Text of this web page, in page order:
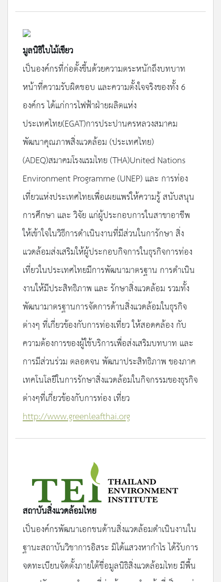
มูลนิธิใบไม้เขียว
เป็นองค์กรที่ก่อตั้งขึ้นด้วยความตระหนักถึงบทบาท
หน้าที่ความรับผิดชอบ และความตั้งใจจริงของทั้ง 6
องค์กร ได้แก่การไฟฟ้าฝ่ายผลิตแห่ง
ประเทศไทย(EGAT)การประปานครหลวงสมาคม
พัฒนาคุณภาพสิ่งแวดล้อม (ประเทศไทย)
(ADEQ)สมาคมโรงแรมไทย (THA)United Nations
Environment Programme (UNEP) และ การท่อง
เที่ยวแห่งประเทศไทยเพื่อเผยแพร่ให้ความรู้ สนับสนุน
การศึกษา และ วิจัย แก่ผู้ประกอบการในสาขาอาชีพ
ให้เข้าใจในวิธีการดำเนินงานที่มีส่วนในการักษา สิ่ง
แวดล้อมส่งเสริมให้ผู้ประกอบกิจการในธุรกิจการท่อง
เที่ยวในประเทศไทยมีการพัฒนามาตรฐาน การดำเนิน
งานให้มีประสิทธิภาพ และ รักษาสิ่งแวดล้อม รวมทั้ง
พัฒนามาตรฐานการจัดการด้านสิ่งแวดล้อมในธุรกิจ
ต่างๆ ที่เกี่ยวข้องกับการท่องเที่ยว ให้สอดคล้อง กับ
ความต้องการของผู้ใช้บริการเพื่อส่งเสริมบทบาท และ
การมีส่วนร่วม ตลอดจน พัฒนาประสิทธิภาพ ของภาค
เทคโนโลยีในการรักษาสิ่งแวดล้อมในกิจกรรมของธุรกิจ
ต่างๆที่เกี่ยวข้องกับการท่อง เที่ยว
http://www.greenleafthai.org
สถาบันสิ่งแวดล้อมไทย
เป็นองค์กรพัฒนาเอกชนด้านสิ่งแวดล้อมดำเนินงานใน
ฐานะสถาบันวิชาการอิสระ มิได้แสวงหากำไร ได้รับการ
จดทะเบียนจัดตั้งภายใต้ชื่อมูลนิธิสิ่งแวดล้อมไทย มีพื้น